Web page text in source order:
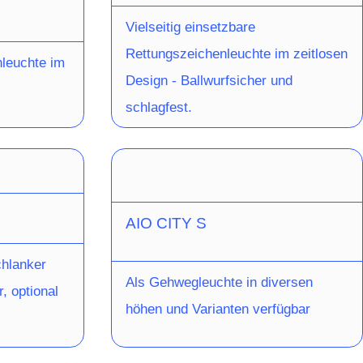
die
ist pro
3 Watt
im
Vielseitig einsetzbare
Rettungszeichenleuchte im zeitlosen
Design - Ballwurfsicher und
schlagfest.
optional
AIO CITY S
Als Gehwegleuchte in diversen
höhen und Varianten verfügbar